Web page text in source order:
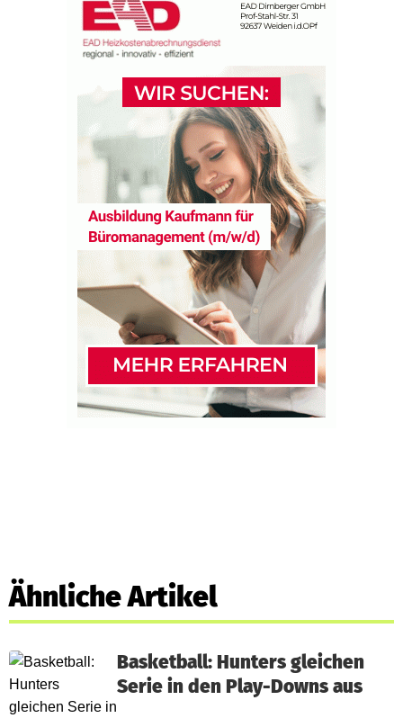
Ähnliche Artikel
Basketball: Hunters gleichen
Serie in den Play-Downs aus